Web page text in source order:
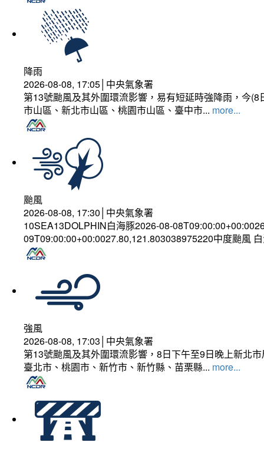
降雨
2026-08-08, 17:05│中央氣象署
第13號颱風及其外圍環流影響，易有短延時強降雨，今
市山區、新北市山區、桃園市山區、臺中市... more...
颱風
2026-08-08, 17:30│中央氣象署
10SEA13DOLPHIN白海豚2026-08-
09T09:00:00+00:0027.80,121.803038975220中度颱風
強風
2026-08-08, 17:03│中央氣象署
第13號颱風及其外圍環流影響，8日下午至9日晚上新北
臺北市、桃園市、新竹市、新竹縣、苗栗縣... more...